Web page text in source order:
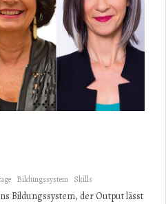
Bildungssystem Skills
Bildungssystem, der Output lässt